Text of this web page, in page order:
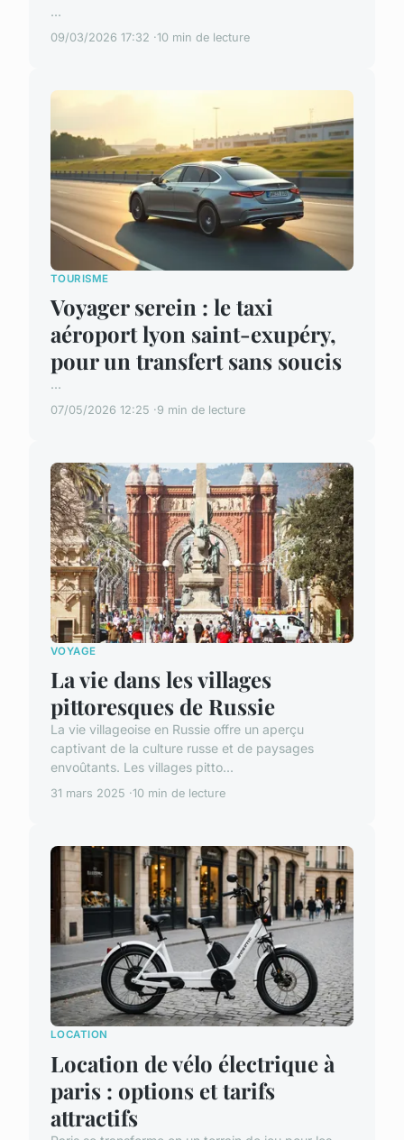
...
09/03/2026 17:32 10 min de lecture
TOURISME
Voyager serein : le taxi
aéroport lyon saint-exupéry,
pour un transfert sans soucis
...
07/05/2026 12:25 9 min de lecture
VOYAGE
La vie dans les villages
pittoresques de Russie
La vie villageoise en Russie offre un aperçu
captivant de la culture russe et de paysages
envoûtants. Les villages pitto...
31 mars 2025 10 min de lecture
LOCATION
Location de vélo électrique à
paris : options et tarifs
attractifs